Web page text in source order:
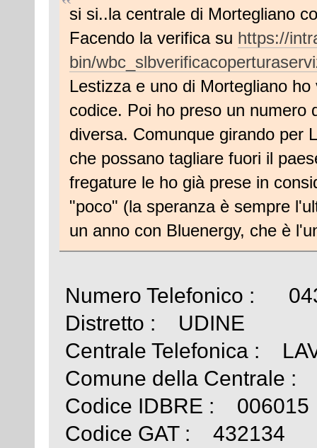
si si..la centrale di Mortegliano
Facendo la verifica su https://
bin/
Lestizza e uno di Mortegliano
codice. Poi ho preso un numero
diversa. Comunque girando per
che possano tagliare fuori il
fregature le ho già prese in
"poco" (la speranza è sempre
un anno con Bluenergy, che è
Numero Telefonico :
Distretto : UDINE
Centrale Telefonica :
Comune della Centrale :
Codice IDBRE : 006015
Codice GAT : 432134